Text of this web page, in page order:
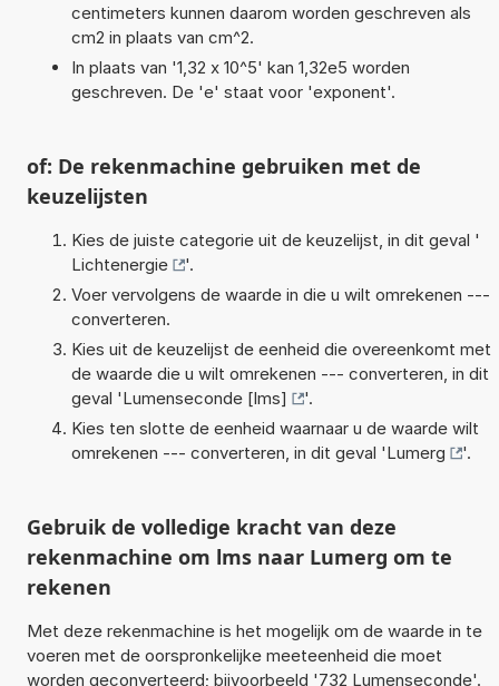
centimeters kunnen daarom worden geschreven als
cm2 in plaats van cm^2.
In plaats van '1,32 x 10^5' kan 1,32e5 worden
geschreven. De 'e' staat voor 'exponent'.
of: De rekenmachine gebruiken met de
keuzelijsten
Kies de juiste categorie uit de keuzelijst, in dit geval '
Lichtenergie
'.
Voer vervolgens de waarde in die u wilt omrekenen ---
converteren.
Kies uit de keuzelijst de eenheid die overeenkomt met
de waarde die u wilt omrekenen --- converteren, in dit
geval 'Lumenseconde [lms]
'.
Kies ten slotte de eenheid waarnaar u de waarde wilt
omrekenen --- converteren, in dit geval 'Lumerg '.
Gebruik de volledige kracht van deze
rekenmachine om lms naar Lumerg om te
rekenen
Met deze rekenmachine is het mogelijk om de waarde in te
voeren met de oorspronkelijke meeteenheid die moet
worden geconverteerd; bijvoorbeeld '732 Lumenseconde'.